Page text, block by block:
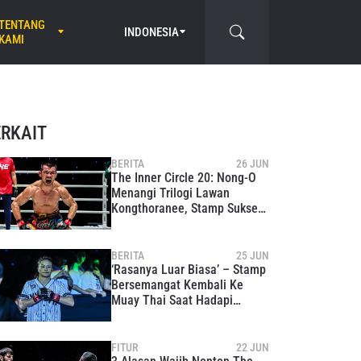
KAMI
INDONESIA
BERITA 26 JUN
The Inner Circle 20: Nong-O
Menangi Trilogi Lawan
Kongthoranee, Stamp Sukses
BERITA 25 JUN
‘Rasanya Luar Biasa’ – Stamp
Bersemangat Kembali Ke
Muay Thai Saat Hadapi
FITUR 22 JUN